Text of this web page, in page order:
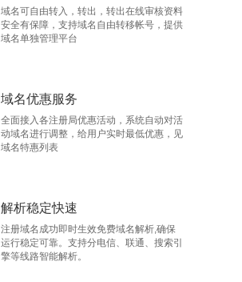
域名可自由转入，转出，转出在线审核资料
安全有保障，支持域名自由转移帐号，提供
域名单独管理平台
域名优惠服务
全面接入各注册局优惠活动，系统自动对活
动域名进行调整，给用户实时最低优惠，见
域名特惠列表
解析稳定快速
注册域名成功即时生效免费域名解析,确保
运行稳定可靠。支持分电信、联通、搜索引
擎等线路智能解析。